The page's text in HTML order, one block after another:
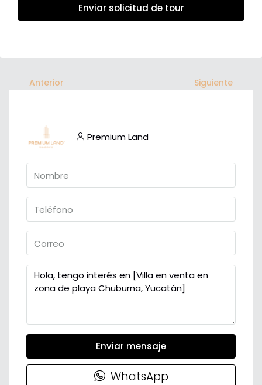
Enviar solicitud de tour
Anterior Siguiente
Premium Land
Enviar mensaje
WhatsApp